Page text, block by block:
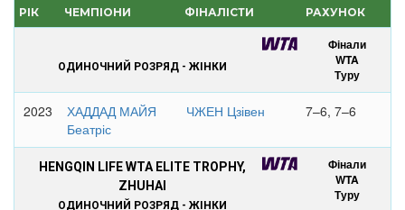
РІК ЧЕМПІОНИ ФІНАЛІСТИ РАХУНОК
ОДИНОЧНИЙ РОЗРЯД - ЖІНКИ
Фінали
WTA
Туру
2023
ХАДДАД МАЙЯ
Беатріс
ЧЖЕН Цзівен 7–6, 7–6
HENGQIN LIFE WTA ELITE TROPHY,
ZHUHAI
ОДИНОЧНИЙ РОЗРЯД - ЖІНКИ
Фінали
WTA
Туру